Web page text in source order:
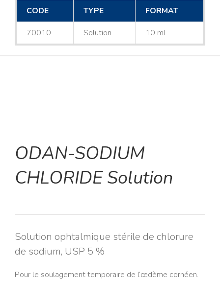
CODE TYPE FORMAT
70010 Solution 10 mL
ODAN-SODIUM
CHLORIDE Solution
Solution ophtalmique stérile de chlorure
de sodium, USP 5 %
Pour le soulagement temporaire de l’œdème cornéen.